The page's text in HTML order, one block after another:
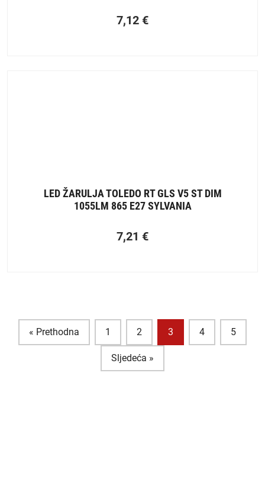
7,12 €
LED ŽARULJA TOLEDO RT GLS V5 ST DIM
1055LM 865 E27 SYLVANIA
7,21 €
« Prethodna 1 2 3 4 5
Sljedeća »